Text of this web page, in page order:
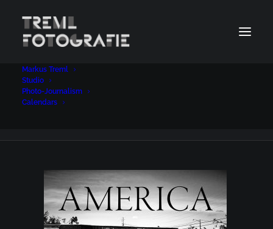
Markus Treml
Studio
Photo-Journalism
Calendars
Kalender 85 x 52,5 USA_nur_Schnittmarken